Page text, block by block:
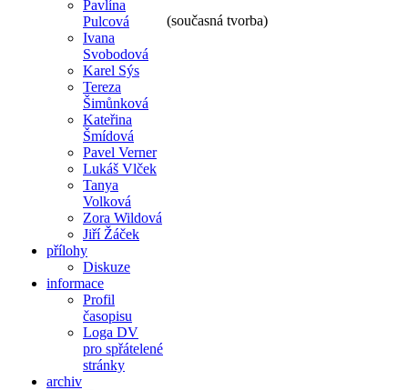
Pavlína
Pulcová
Ivana
Svobodová
Karel Sýs
Tereza
Šimůnková
Kateřina
Šmídová
Pavel Verner
Lukáš Vlček
Tanya
Volková
Zora Wildová
Jiří Žáček
přílohy
Diskuze
informace
Profil
časopisu
Loga DV
pro spřátelené
stránky
archiv
(současná tvorba)